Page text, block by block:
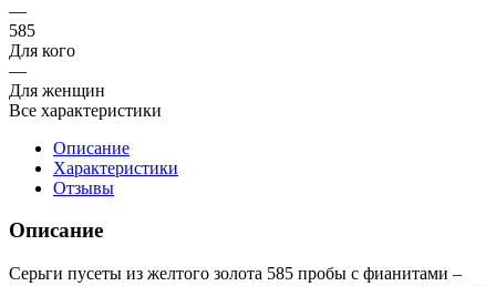
—
585
Для кого
—
Для женщин
Все характеристики
Описание
Характеристики
Отзывы
Описание
Серьги пусеты из желтого золота 585 пробы с фианитами –